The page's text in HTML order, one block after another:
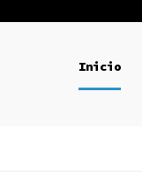
Inicio